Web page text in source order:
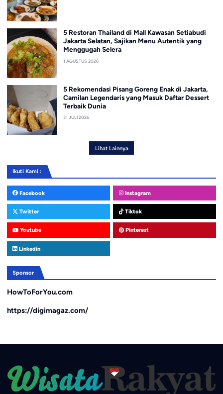
5 Restoran Thailand di Mall Kawasan Setiabudi
Jakarta Selatan, Sajikan Menu Autentik yang
Menggugah Selera
1 AGUSTUS 2026
5 Rekomendasi Pisang Goreng Enak di Jakarta,
Camilan Legendaris yang Masuk Daftar Dessert
Terbaik Dunia
31 JULI 2026
Lihat Lainnya
Ikuti Kami :
Facebook Instagram
Twitter Tiktok
Youtube Pinterest
Linkedin
Sponsor
HowToForYou.com
https://digimagaz.com/